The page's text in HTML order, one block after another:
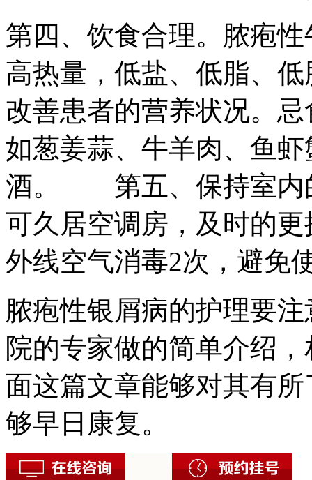
第四、饮食合理。脓疱
高热量，低盐、低脂、
改善患者的营养状况。
如葱姜蒜、牛羊肉、鱼
酒。 第五、保持室内
可久居空调房，及时的
外线空气消毒2次，避免
脓疱性银屑病的护理要
院的专家做的简单介绍
面这篇文章能够对其有
够早日康复。